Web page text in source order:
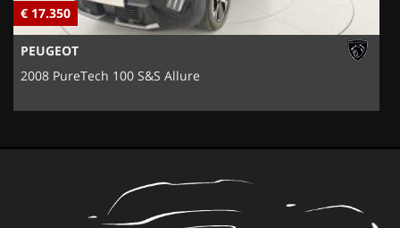
€ 17.350
PEUGEOT
2008 PureTech 100 S&S Allure